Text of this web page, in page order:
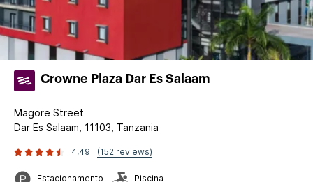
Crowne Plaza Dar Es Salaam
Magore Street
Dar Es Salaam, 11103, Tanzania
4,49 (152 reviews)
Estacionamento Piscina